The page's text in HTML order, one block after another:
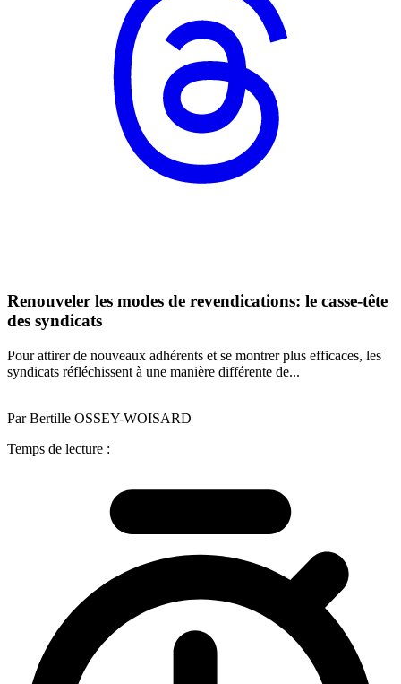
Renouveler les modes de revendications: le casse-tête
des syndicats
Pour attirer de nouveaux adhérents et se montrer plus efficaces, les
syndicats réfléchissent à une manière différente de...
Par Bertille OSSEY-WOISARD
Temps de lecture :